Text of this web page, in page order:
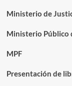
Ministerio de
Ministerio Público
MPF
Presentación de